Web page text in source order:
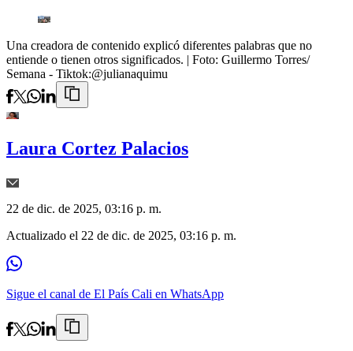
Una creadora de contenido explicó diferentes palabras que no
entiende o tienen otros significados. | Foto: Guillermo Torres/
Semana - Tiktok:@julianaquimu
Laura Cortez Palacios
22 de dic. de 2025, 03:16 p. m.
Actualizado el 22 de dic. de 2025, 03:16 p. m.
Sigue el canal de El País Cali en WhatsApp